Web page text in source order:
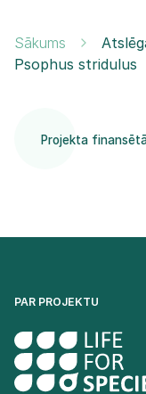
Sākums
Psophus stridulus
Projekta
PAR PROJEKTU